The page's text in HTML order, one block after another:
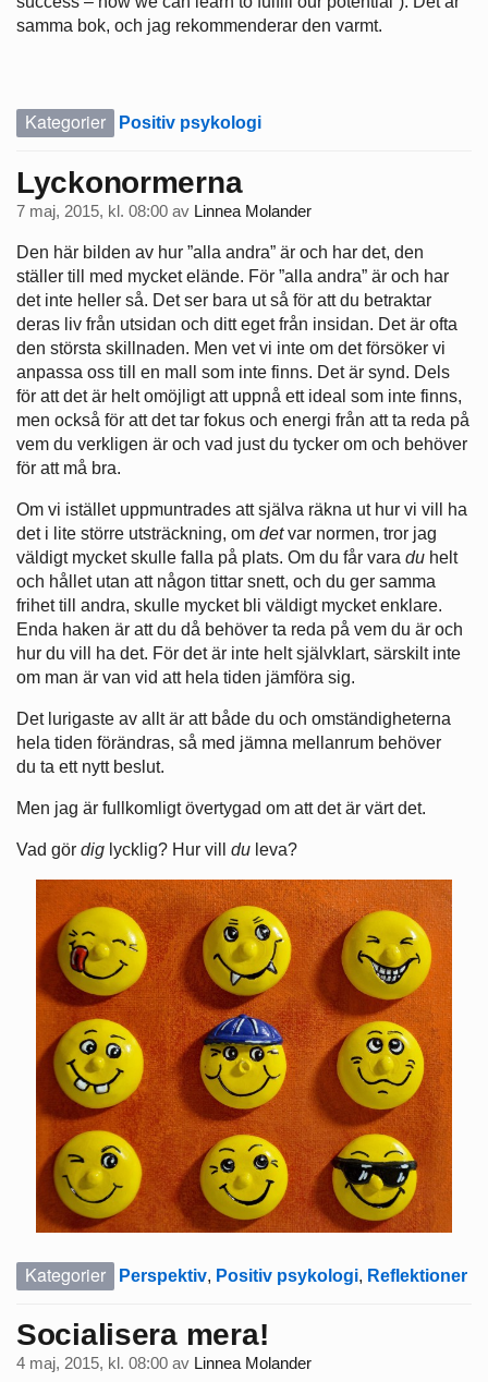
samma bok, och jag rekommenderar den varmt.
Kategorier Positiv psykologi
Lyckonormerna
7 maj, 2015, kl. 08:00 av Linnea Molander
Den här bilden av hur ”alla andra” är och har det, den
ställer till med mycket elände. För ”alla andra” är och har
det inte heller så. Det ser bara ut så för att du betraktar
deras liv från utsidan och ditt eget från insidan. Det är ofta
den största skillnaden. Men vet vi inte om det försöker vi
anpassa oss till en mall som inte finns. Det är synd. Dels
för att det är helt omöjligt att uppnå ett ideal som inte finns,
men också för att det tar fokus och energi från att ta reda på
vem du verkligen är och vad just du tycker om och behöver
för att må bra.
Om vi istället uppmuntrades att själva räkna ut hur vi vill ha
det i lite större utsträckning, om detvar normen, tror jag
väldigt mycket skulle falla på plats. Om du får vara du helt
och hållet utan att någon tittar snett, och du ger samma
frihet till andra, skulle mycket bli väldigt mycket enklare.
Enda haken är att du då behöver ta reda på vem du är och
hur du vill ha det. För det är inte helt självklart, särskilt inte
om man är van vid att hela tiden jämföra sig.
Det lurigaste av allt är att både du och omständigheterna
hela tiden förändras, så med jämna mellanrum behöver
du ta ett nytt beslut.
Men jag är fullkomligt övertygad om att det är värt det.
Vad gör dig lycklig? Hur vill du leva?
Kategorier Perspektiv, Positiv psykologi, Reflektioner
Socialisera mera!
4 maj, 2015, kl. 08:00 av Linnea Molander